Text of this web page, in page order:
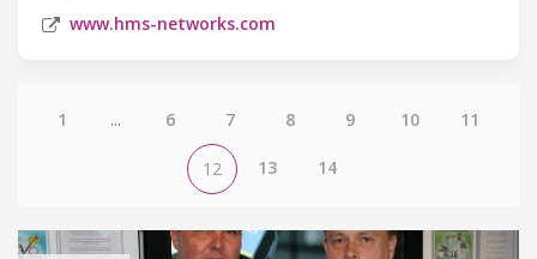
www.hms-networks.com
1 ... 6 7 8 9 10 11
12 13 14